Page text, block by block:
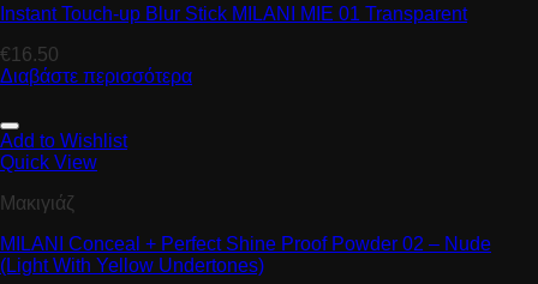
Instant Touch-up Blur Stick MILANI MIE 01 Transparent
€16.50
Διαβάστε περισσότερα
Add to Wishlist
Quick View
Μακιγιάζ
MILANI Conceal + Perfect Shine Proof Powder 02 – Nude
(Light With Yellow Undertones)